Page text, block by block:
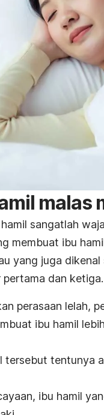
malas
sangatlah
membuat ibu
yang juga dikenal
dan ketiga.
perasaan lelah,
ibu hamil
tersebut tentunya
ibu hamil